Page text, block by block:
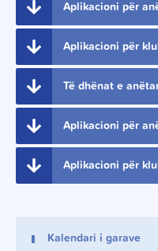
Aplikacioni për
Aplikacioni për
Të dhënat e
Aplikacioni për
Aplikacioni për
Kalendari i garave